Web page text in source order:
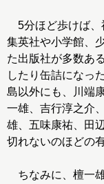
5分ほど歩けば、
集英社や小学館、
た出版社が多数あ
したり缶詰になっ
島以外にも、川端
一雄、吉行淳之介
雄、五味康祐、田
切れないのほどの
ちなみに、檀一